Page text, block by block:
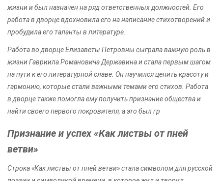
жизни и был назначен на ряд ответственных должностей. Его
работа в дворце вдохновила его на написание стихотворений и
пробудила его таланты в литературе.
Работа во дворце Елизаветы Петровны сыграла важную роль в
жизни Гавриила Романовича Державина и стала первым шагом
на пути к его литературной славе. Он научился ценить красоту и
гармонию, которые стали важными темами его стихов. Работа
в дворце также помогла ему получить признание общества и
найти своего первого покровителя, а это был гр
Признание и успех «Как листвы от пней
ветви»
Строка «Как листвы от пней ветви» стала символом для русской